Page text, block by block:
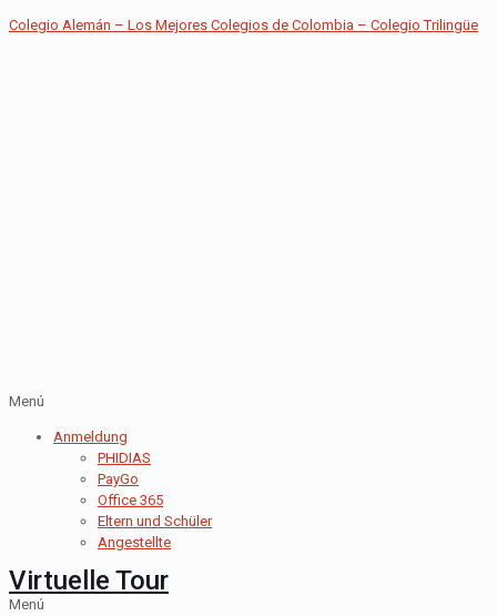
Colegio Alemán – Los Mejores Colegios de Colombia – Colegio Trilingüe
Menú
Anmeldung
PHIDIAS
PayGo
Office 365
Eltern und Schüler
Angestellte
Virtuelle Tour
Menú